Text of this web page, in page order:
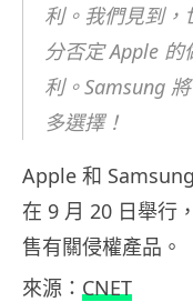
利。我們見到，
分否定 Apple
利。Samsung
多選擇！
Apple 和
在 9 月 20 日舉行
售有關侵權產品。
來源： CNET